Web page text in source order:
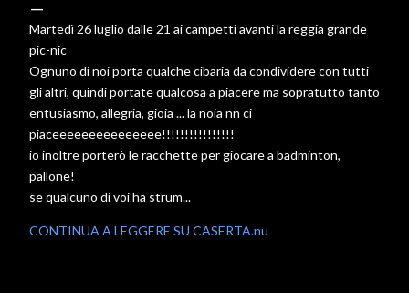
Martedì 26 luglio dalle 21 ai campetti avanti la reggia grande
pic-nic
Ognuno di noi porta qualche cibaria da condividere con tutti
gli altri, quindi portate qualcosa a piacere ma sopratutto tanto
entusiasmo, allegria, gioia ... la noia nn ci
piaceeeeeeeeeeeeeee!!!!!!!​!!!!!!!!!
io inoltre porterò le racchette per giocare a badminton,
pallone!
se qualcuno di voi ha strum...
CONTINUA A LEGGERE SU CASERTA.nu